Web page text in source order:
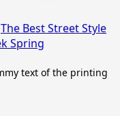
The Best Street Style
Spring
text of the printing